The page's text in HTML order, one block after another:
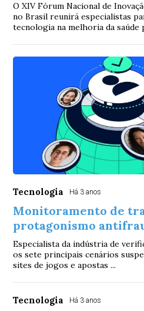
O XIV Fórum Nacional de
no Brasil reunirá especialistas
tecnologia na melhoria da saúde
Tecnologia Há 3 anos
Monitoramento de
protagonismo
Especialista da indústria de
os sete principais cenários
sites de jogos e apostas ...
Tecnologia Há 3 anos